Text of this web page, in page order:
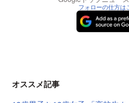
フォローの仕方は
オススメ記事